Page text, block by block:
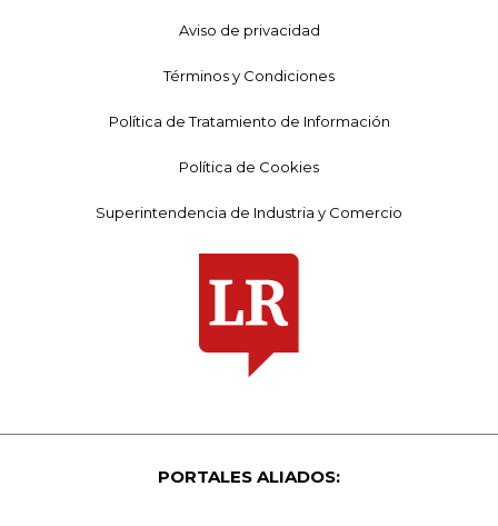
Aviso de privacidad
Términos y Condiciones
Política de Tratamiento de Información
Política de Cookies
Superintendencia de Industria y Comercio
PORTALES ALIADOS: